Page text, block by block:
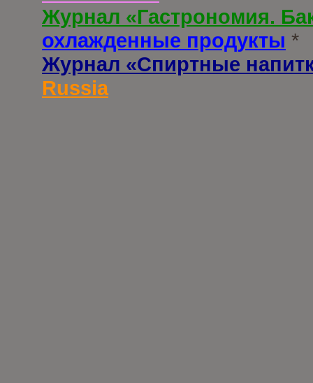
Журнал «Гастрономия.
охлажденные продукты *
Журнал «Спиртные
Russia